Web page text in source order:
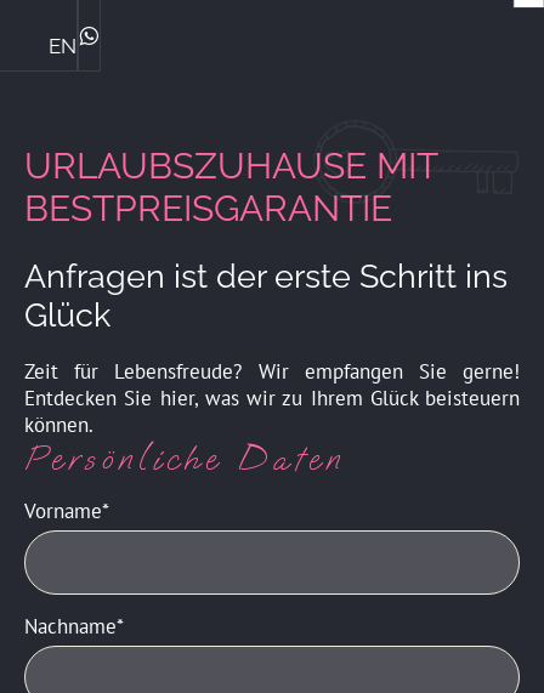
EN
URLAUBSZUHAUSE MIT
BESTPREISGARANTIE
Anfragen ist der erste Schritt ins
Glück
Zeit für Lebensfreude? Wir empfangen Sie gerne!
Entdecken Sie hier, was wir zu Ihrem Glück beisteuern
können.
Persönliche Daten
Vorname
Nachname